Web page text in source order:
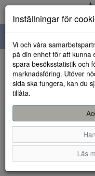
navigation
Emma (3
Inställningar för
Vi och våra
på din enhet för att kunna
spara besöksstatistik och
marknadsföring. Utöver
sida ska fungera, kan du
tillåta.
Läs